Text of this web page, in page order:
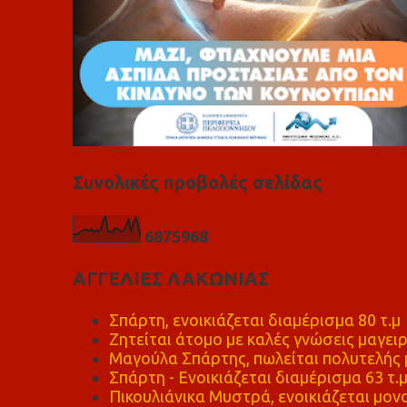
Συνολικές προβολές σελίδας
6875968
ΑΓΓΕΛΙΕΣ ΛΑΚΩΝΙΑΣ
Σπάρτη, ενοικιάζεται διαμέρισμα 80 τ.μ
Ζητείται άτομο με καλές γνώσεις
Μαγούλα Σπάρτης, πωλείται πολυτελής
Σπάρτη - Ενοικιάζεται διαμέρισμα 63 τ.μ
Πικουλιάνικα Μυστρά, ενοικιάζεται